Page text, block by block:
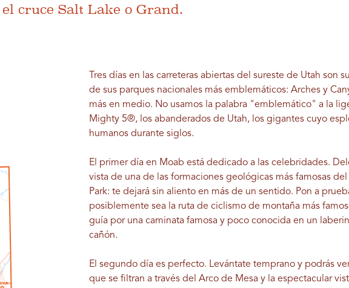
cruce Salt Lake o Grand.
OAB
Tres días en las carreteras abiertas del sureste de Utah son
de sus parques nacionales más emblemáticos: Arches y
más en medio. No usamos la palabra "emblemático" a la
Mighty 5®, los abanderados de Utah, los gigantes cuyo
humanos durante siglos.
El primer día en Moab está dedicado a las celebridades.
vista de una de las formaciones geológicas más famosas
Park: te dejará sin aliento en más de un sentido. Pon a
posiblemente sea la ruta de ciclismo de montaña más
guía por una caminata famosa y poco conocida en un
cañón.
El segundo día es perfecto. Levántate temprano y podrás
que se filtran a través del Arco de Mesa y la espectacular